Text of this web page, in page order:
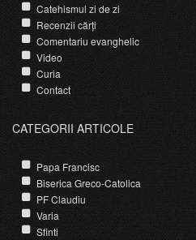
Catehismul zi de zi
Recenzii cărți
Comentariu evanghelic
Video
Curia
Contact
CATEGORII ARTICOLE
Papa Francisc
Biserica Greco-Catolica
PF Claudiu
Varia
Sfinti